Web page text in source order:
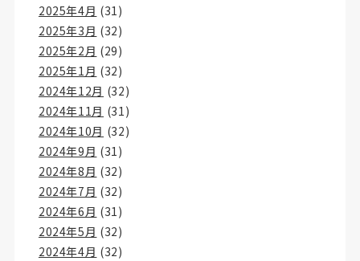
2025年4月 (31)
2025年3月 (32)
2025年2月 (29)
2025年1月 (32)
2024年12月 (32)
2024年11月 (31)
2024年10月 (32)
2024年9月 (31)
2024年8月 (32)
2024年7月 (32)
2024年6月 (31)
2024年5月 (32)
2024年4月 (32)